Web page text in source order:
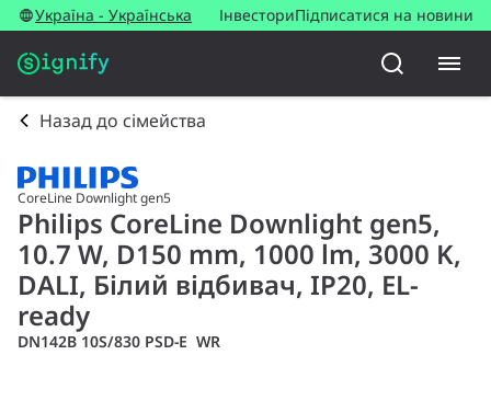
Україна - Українська ІнвесториПідписатися на новини
Назад до сімейства
CoreLine Downlight gen5
Philips CoreLine Downlight gen5,
10.7 W, D150 mm, 1000 lm, 3000 K,
DALI, Білий відбивач, IP20, EL-
ready
DN142B 10S/830 PSD-E WR